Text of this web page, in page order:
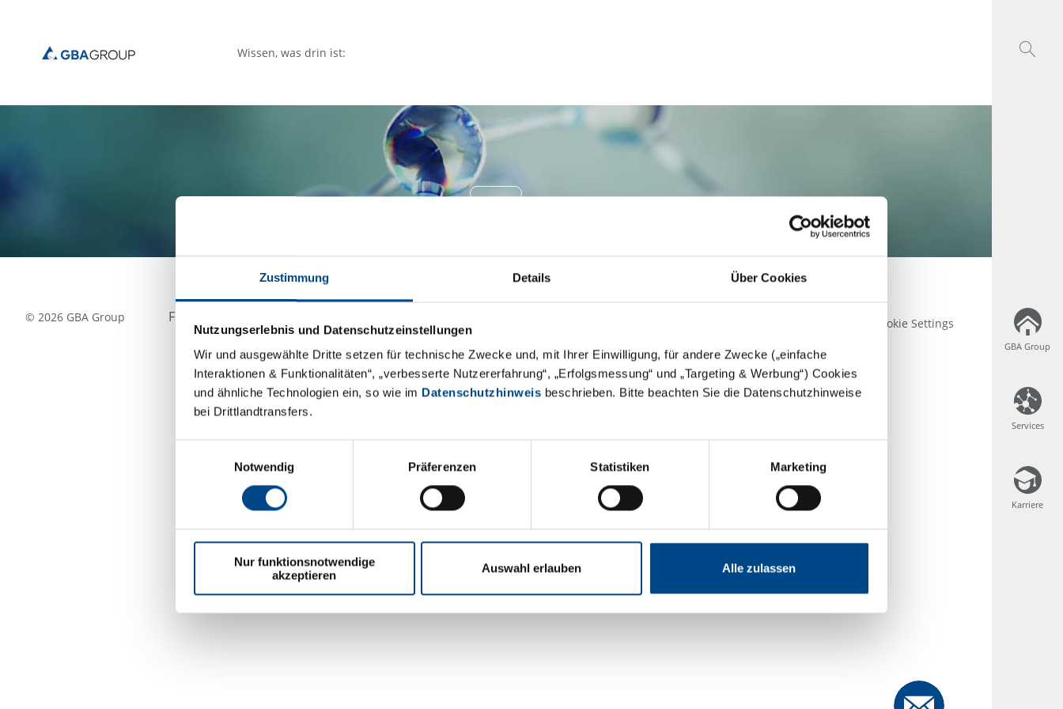
Zustimmung Details Über Cookies
Nutzungserlebnis und Datenschutzeinstellungen
Wir und ausgewählte Dritte setzen für technische Zwecke und, mit Ihrer Einwilligung, für andere Zwecke („einfache
Interaktionen & Funktionalitäten“, „verbesserte Nutzererfahrung“, „Erfolgsmessung“ und „Targeting & Werbung“) Cookies
und ähnliche Technologien ein, so wie im Datenschutzhinweis beschrieben. Bitte beachten Sie die Datenschutzhinweise
bei Drittlandtransfers.
Notwendig
Präferenzen Statistiken Marketing
Nur funktionsnotwendige
akzeptieren
Auswahl erlauben Alle zulassen
GBA Group
Services
Karriere
Wissen, was drin ist:
© 2026 GBA Group Folgen Sie uns Cookie Settings
GBA Group
Services
Karriere